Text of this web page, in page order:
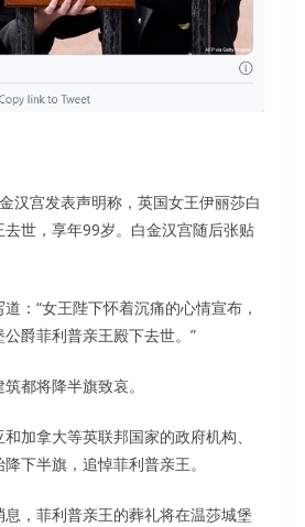
汉宫发表声明称，英国女王伊丽莎白
世，享年99岁。白金汉宫随后张贴
：“女王陛下怀着沉痛的心情宣布，
爵菲利普亲王殿下去世。”
都将降半旗致哀。
加拿大等英联邦国家的政府机构、
下半旗，追悼菲利普亲王。
，菲利普亲王的葬礼将在温莎城堡